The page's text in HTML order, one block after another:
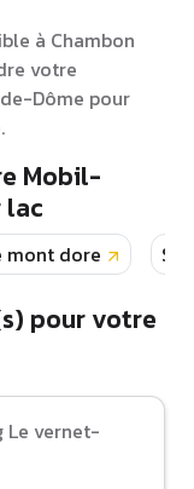
à Chambon
votre
Dôme pour
Mobil-
lac
mont dore
pour votre